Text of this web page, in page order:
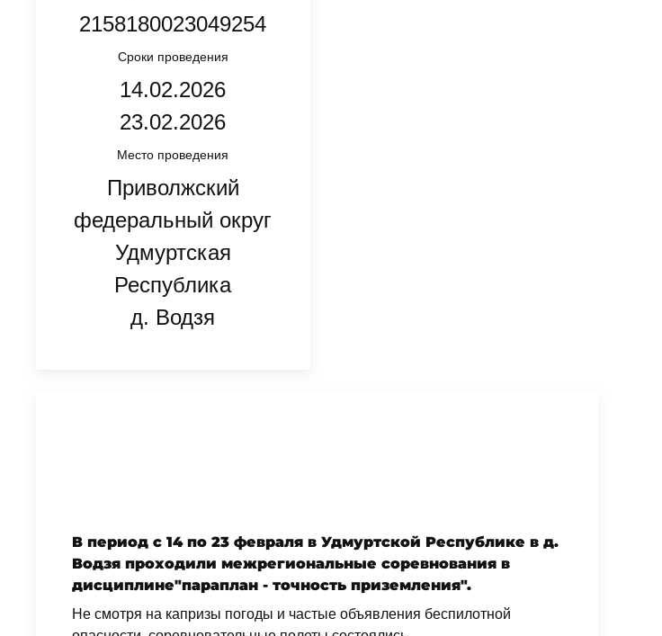
2158180023049254
Сроки проведения
14.02.2026
23.02.2026
Место проведения
Приволжский
федеральный округ
Удмуртская
Республика
д. Водзя
В период с 14 по 23 февраля в Удмуртской Республике в д.
Водзя проходили межрегиональные соревнования в
дисциплине"параплан - точность приземления".
Не смотря на капризы погоды и частые объявления беспилотной